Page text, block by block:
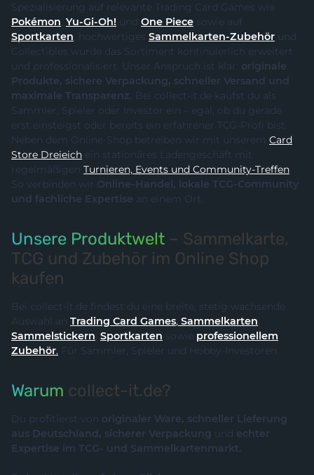
Spezialisierung auf relevante Trading Card Games wie
Pokémon, Yu-Gi-Oh! und One Piece sowie auf
Sportkarten , hochwertiges Sammelkarten-Zubehör
Collectibles wurde das Sortiment kontinuierlich erweitert
und professionalisiert. Unser Anspruch ist klar: originale
Produkte, sichere Verpackung, schneller Versand und
maximale Transparenz. Bei collect-it.de kaufst du als
Sammler, Spieler oder Investor ein – egal, ob du gerade
erst einsteigst oder bereits ein erfahrener TCG-Profi bist.
Neben dem Online-Shop betreiben wir mit unserem Card
Store Dreieich ein stationäres Ladengeschäft mit
regelmäßigen
Turnieren, Events und Community-Treffen.
So verbinden wir Online-Handel, lokale TCG-Community
und fachliche Expertise an einem Ort.
Unsere Produktwelt – Sammelkarte,
TCG und Zubehör im Online Shop
kaufen
Bei collect-it.de findest du eine breite, stetig wachsende
Auswahl an
Trading Card Games, Sammelkarten,
Sammelstickern, Sportkarten sowie professionellem
Zubehör. Für Sammler, Spieler und Hobby-Investoren.
Warum collect-it.de?
Du profitierst von originaler Ware, schneller Lieferung
aus Deutschland, sicherer Verpackung und echter
Expertise im TCG- und Sammelkartenmarkt.